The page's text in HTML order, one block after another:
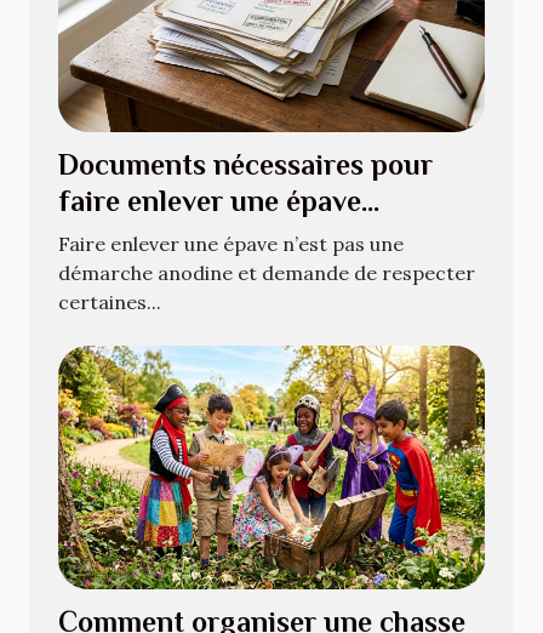
Documents nécessaires pour
faire enlever une épave
légalement
Faire enlever une épave n’est pas une
démarche anodine et demande de respecter
certaines...
Comment organiser une chasse